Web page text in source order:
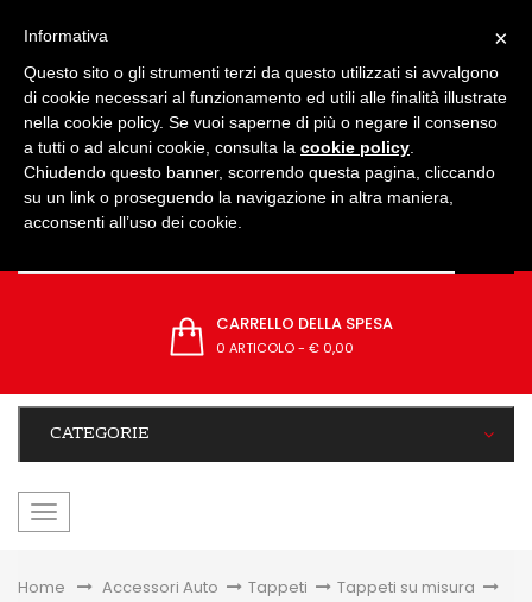
CARRELLO DELLA SPESA
0 ARTICOLO- € 0,00
CATEGORIE
navigazione
Home &gt;Accessori Auto > Tappeti > Tappeti su misura >
×
Informativa
Questo sito o gli strumenti terzi da questo utilizzati si avvalgono
di cookie necessari al funzionamento ed utili alle finalità illustrate
nella cookie policy. Se vuoi saperne di più o negare il consenso
a tutti o ad alcuni cookie, consulta la cookie policy
Chiudendo questo banner, scorrendo questa pagina, cliccando
su un link o proseguendo la navigazione in altra maniera,
acconsenti all’uso dei cookie.